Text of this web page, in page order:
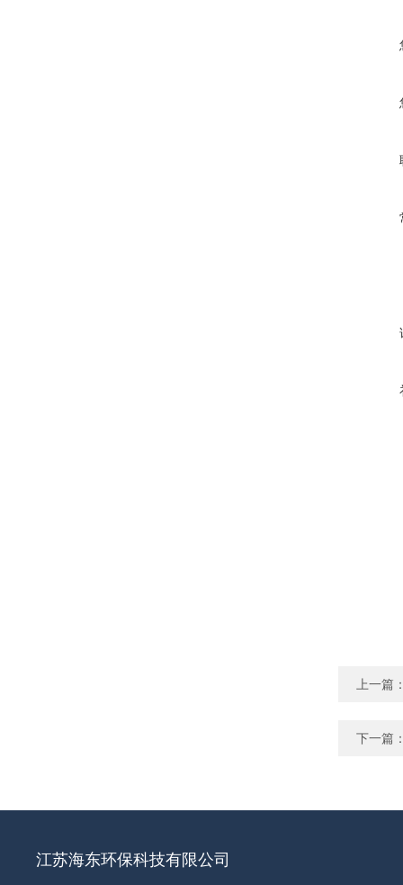
上一篇
下一篇
江苏海东环保科技有限公司